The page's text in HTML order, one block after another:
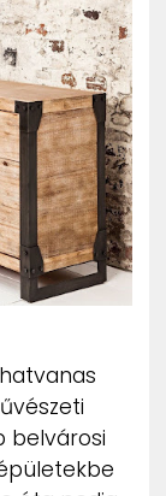
belvárosi